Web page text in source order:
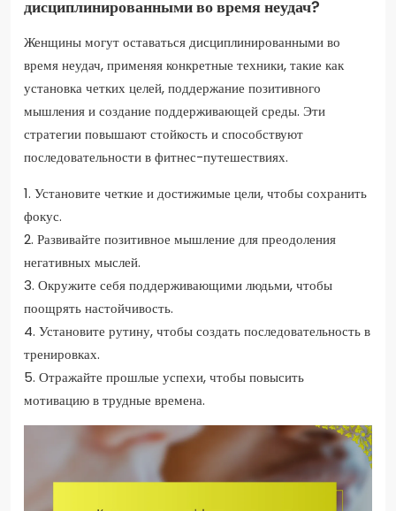
дисциплинированными во время неудач?
Женщины могут оставаться дисциплинированными во
время неудач, применяя конкретные техники, такие как
установка четких целей, поддержание позитивного
мышления и создание поддерживающей среды. Эти
стратегии повышают стойкость и способствуют
последовательности в фитнес-путешествиях.
1. Установите четкие и достижимые цели, чтобы сохранить
фокус.
2. Развивайте позитивное мышление для преодоления
негативных мыслей.
3. Окружите себя поддерживающими людьми, чтобы
поощрять настойчивость.
4. Установите рутину, чтобы создать последовательность в
тренировках.
5. Отражайте прошлые успехи, чтобы повысить
мотивацию в трудные времена.